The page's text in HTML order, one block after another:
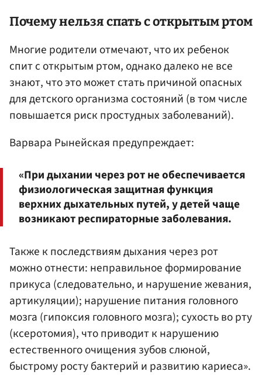
Почему нельзя спать с открытым ртом
Многие родители отмечают, что их ребенок
спит с открытым ртом, однако далеко не все
знают, что это может стать причиной опасных
для детского организма состояний (в том числе
повышается риск простудных заболеваний).
Варвара Рынейская предупреждает:
«При дыхании через рот не обеспечивается
физиологическая защитная функция
верхних дыхательных путей, у детей чаще
возникают респираторные заболевания.
Также к последствиям дыхания через рот
можно отнести: неправильное формирование
прикуса (следовательно, и нарушение жевания,
артикуляции); нарушение питания головного
мозга (гипоксия головного мозга); сухость во рту
(ксеротомия), что приводит к нарушению
естественного очищения зубов слюной,
быстрому росту бактерий и развитию кариеса».